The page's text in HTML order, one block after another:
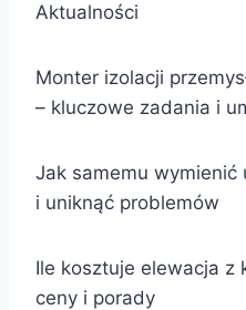
Aktualności
Monter izolacji
– kluczowe zadania i
Jak samemu wymienić
i uniknąć problemów
Ile kosztuje elewacja z
ceny i porady